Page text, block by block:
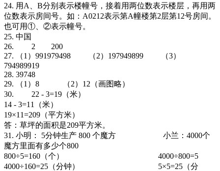
24. 用A、B分别表示楼幢号，接着用两位数表示楼层，再用两
位数表示房间号。如：A0212表示第A幢楼第2层第12号房间。
也可用①、②表示幢号。
25. 中国
26. 2 200
27. （1）991979498 （2）197949899 （3）
794989919
28. 39748
29. （1）8 （2）12（画图略）
30. 22 - 3=19（米）
14 - 3=11（米）
19×11=209（平方米）
答：草坪的面积是209平方米。
31. 小明： 5分钟生产 800 个魔方 小兰：4000个
魔方里面有多少个800
800÷5=160（个） 4000÷800=5
4000÷160=25（分钟） 5×5=25（分